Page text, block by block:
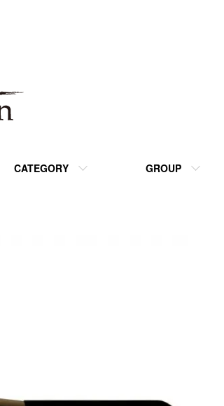
CATEGORY GROUP